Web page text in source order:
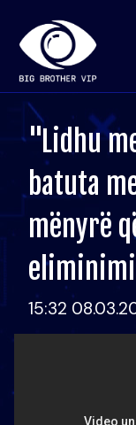
"Lidhu
batuta
mënyrë
15:32